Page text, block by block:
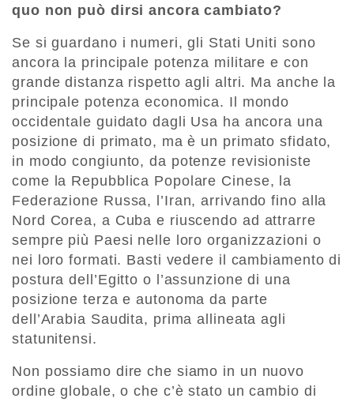
quo non può dirsi ancora cambiato?
Se si guardano i numeri, gli Stati Uniti sono
ancora la principale potenza militare e con
grande distanza rispetto agli altri. Ma anche la
principale potenza economica. Il mondo
occidentale guidato dagli Usa ha ancora una
posizione di primato, ma è un primato sfidato,
in modo congiunto, da potenze revisioniste
come la Repubblica Popolare Cinese, la
Federazione Russa, l’Iran, arrivando fino alla
Nord Corea, a Cuba e riuscendo ad attrarre
sempre più Paesi nelle loro organizzazioni o
nei loro formati. Basti vedere il cambiamento di
postura dell’Egitto o l’assunzione di una
posizione terza e autonoma da parte
dell’Arabia Saudita, prima allineata agli
statunitensi.
Non possiamo dire che siamo in un nuovo
ordine globale, o che c’è stato un cambio di